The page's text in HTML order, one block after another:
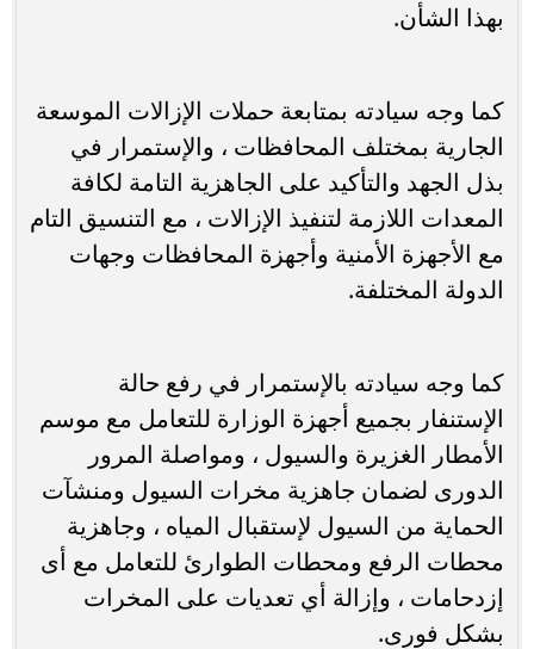
بهذا الشأن.
كما وجه سيادته بمتابعة حملات الإزالات الموسعة
الجارية بمختلف المحافظات ، والإستمرار في
بذل الجهد والتأكيد على الجاهزية التامة لكافة
المعدات اللازمة لتنفيذ الإزالات ، مع التنسيق التام
مع الأجهزة الأمنية وأجهزة المحافظات وجهات
الدولة المختلفة.
كما وجه سيادته بالإستمرار في رفع حالة
الإستنفار بجميع أجهزة الوزارة للتعامل مع موسم
الأمطار الغزيرة والسيول ، ومواصلة المرور
الدورى لضمان جاهزية مخرات السيول ومنشآت
الحماية من السيول لإستقبال المياه ، وجاهزية
محطات الرفع ومحطات الطوارئ للتعامل مع أى
إزدحامات ، وإزالة أي تعديات على المخرات
بشكل فورى.